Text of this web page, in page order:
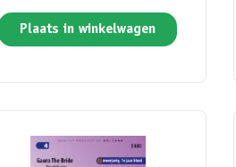
Plaats in winkelwagen